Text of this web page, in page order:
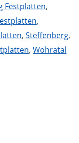
Festplatten,
,
, Steffenberg,
, Wohratal